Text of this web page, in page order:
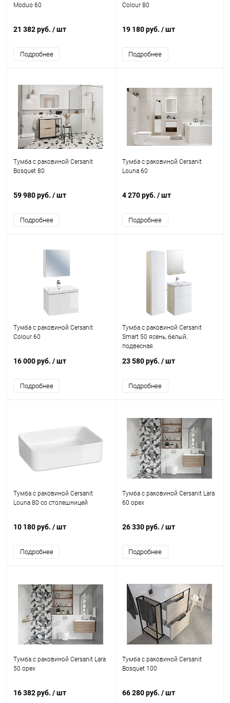
Moduo 60
21 382 руб. / шт
Подробнее
Colour 80
19 180 руб. / шт
Подробнее
Тумба с раковиной Cersanit
Bosquet 80
59 980 руб. / шт
Подробнее
Тумба с раковиной Cersanit
Louna 60
4 270 руб. / шт
Подробнее
Тумба с раковиной Cersanit
Colour 60
16 000 руб. / шт
Подробнее
Тумба с раковиной Cersanit
Smart 50 ясень, белый,
подвесная
23 580 руб. / шт
Подробнее
Тумба с раковиной Cersanit
Louna 80 со столешницей
10 180 руб. / шт
Подробнее
Тумба с раковиной Cersanit Lara
60 орех
26 330 руб. / шт
Подробнее
Тумба с раковиной Cersanit Lara
50 орех
16 382 руб. / шт
Тумба с раковиной Cersanit
Bosquet 100
66 280 руб. / шт